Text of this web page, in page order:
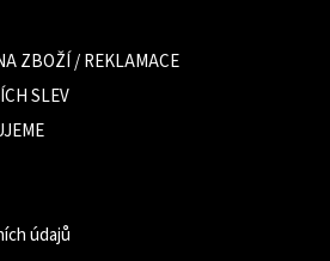
ZBOŽÍ / REKLAMACE
SLEV
údajů